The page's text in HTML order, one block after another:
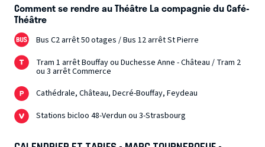
Comment se rendre au Théâtre La compagnie du Café-
Théâtre
Bus C2 arrêt 50 otages / Bus 12 arrêt St Pierre
Tram 1 arrêt Bouffay ou Duchesse Anne - Château / Tram 2
ou 3 arrêt Commerce
Cathédrale, Château, Decré-Bouffay, Feydeau
Stations bicloo 48-Verdun ou 3-Strasbourg